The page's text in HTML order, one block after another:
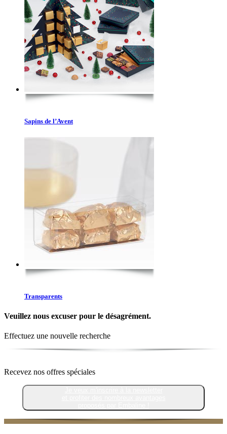
Sapins de l’Avent
Transparents
Veuillez nous excuser pour le désagrément.
Effectuez une nouvelle recherche
Recevez nos offres spéciales